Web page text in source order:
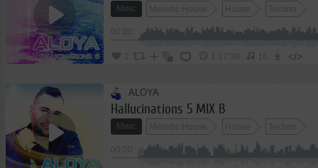
Микс Melodic House House Techno
2 1:17:38 16 </>
ALOYA
Hallucinations 5 MIX B
Микс Melodic House House Techno